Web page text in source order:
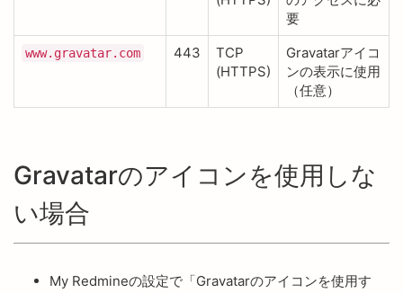
要
www.gravatar.com 443
TCP
(HTTPS)
Gravatarアイコ
ンの表示に使用
（任意）
Gravatarのアイコンを使用しな
い場合
My Redmineの設定で「Gravatarのアイコンを使用す